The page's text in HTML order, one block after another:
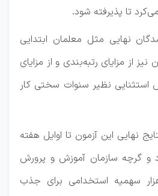
نهایی مثل معلمان ابتدایی
از مزایای رتبه‌بندی و از مزایای
استثنایی نظیر سنوات سختی کار
نهایی این آزمون تا اوایل هفته
گرچه سازمان آموزش و پرورش
سهمیه استخدامی برای جذب